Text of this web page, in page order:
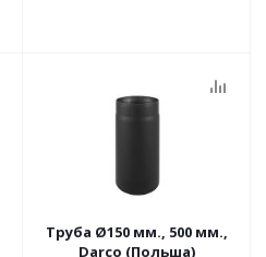
Труба Ø150 мм., 500 мм.,
Darco (Польша)